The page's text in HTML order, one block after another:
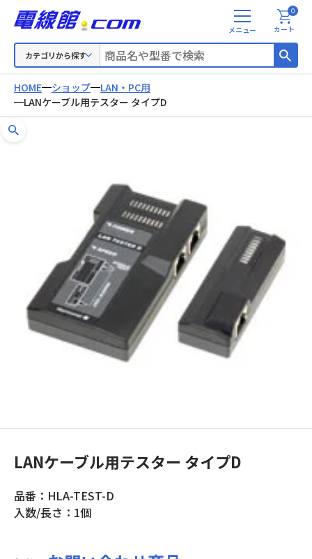
カテゴリから探す
メ
ニ
カート
0
HOME ショップ
LAN・PC用
LANケーブル用テスター タイプD
LANケーブル用テスター タイプD
品番：HLA-TEST-D
入数/長さ：1個